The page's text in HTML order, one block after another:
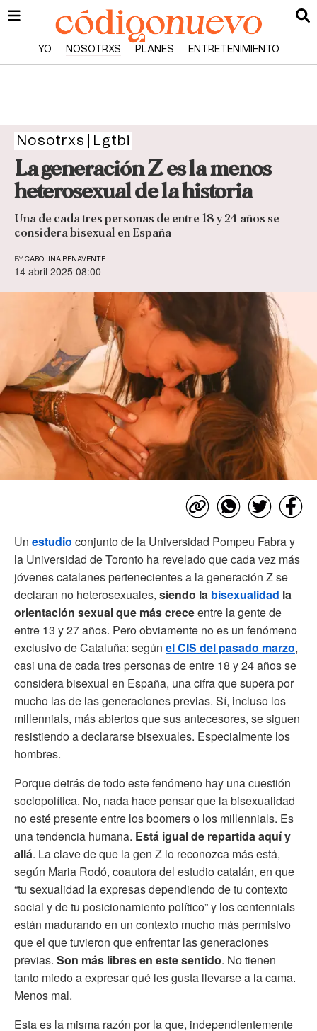
YO NOSOTRXS PLANES ENTRETENIMIENTO
Nosotrxs Lgtbi
La generación Z es la menos
heterosexual de la historia
Una de cada tres personas de entre 18 y 24 años se
considera bisexual en España
BY CAROLINA BENAVENTE
14 abril 2025 08:00
Un estudio conjunto de la Universidad Pompeu Fabra y
la Universidad de Toronto ha revelado que cada vez más
jóvenes catalanes pertenecientes a la generación Z se
declaran no heterosexuales, siendo la bisexualidad la
orientación sexual que más creceentre la gente de
entre 13 y 27 años. Pero obviamente no es un fenómeno
exclusivo de Cataluña: según el CIS del pasado marzo,
casi una de cada tres personas de entre 18 y 24 años se
considera bisexual en España, una cifra que supera por
mucho las de las generaciones previas. Sí, incluso los
millennials, más abiertos que sus antecesores, se siguen
resistiendo a declararse bisexuales. Especialmente los
hombres.
Porque detrás de todo este fenómeno hay una cuestión
sociopolítica. No, nada hace pensar que la bisexualidad
no esté presente entre los boomers o los millennials. Es
una tendencia humana. Está igual de repartida aquí y
allá. La clave de que la gen Z lo reconozca más está,
según Maria Rodó, coautora del estudio catalán, en que
“tu sexualidad la expresas dependiendo de tu contexto
social y de tu posicionamiento político” y los centennials
están madurando en un contexto mucho más permisivo
que el que tuvieron que enfrentar las generaciones
previas. Son más libres en este sentido. No tienen
tanto miedo a expresar qué les gusta llevarse a la cama.
Menos mal.
Esta es la misma razón por la que, independientemente